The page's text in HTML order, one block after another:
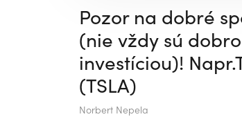
Pozor na dobré
(nie vždy sú
investíciou)!
(TSLA)
Norbert Nepela